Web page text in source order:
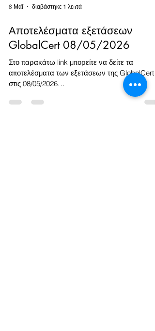
8 Μαΐ διαβάστηκε 1 λεπτά
Αποτελέσματα εξετάσεων
GlobalCert 08/05/2026
Στο παρακάτω link μπορείτε να δείτε τα
αποτελέσματα των εξετάσεων της GlobalCert
στις 08/05/2026
https://www.intered.gr/globalcert-exams